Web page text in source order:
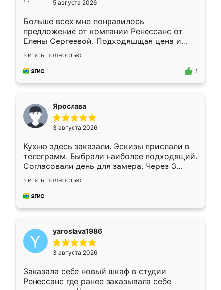
5 августа 2026
Больше всех мне понравилось
предложение от компании Ренессанс от
Елены Сергеевой. Подходяшщая цена и
короткие сроки изготовления. Приехавший
для замера сотрудник Владислав
предложил по моему эскизу самый
Читать полностью
1
Ярослава
3 августа 2026
Кухню здесь заказали. Эскизы прислали в
телеграмм. Выбрали наиболее подходящий.
Согласовали день для замера. Через 3
недели кухня была уже готова. Остались
довольны работой. Спасибо Ренессанс
мебель за качественную работу!
Читать полностью
yaroslava1986
3 августа 2026
Заказала себе новый шкаф в студии
Ренессанс где ранее заказывала себе